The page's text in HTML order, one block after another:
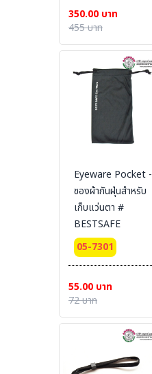
350.00 บาท
455 บาท
Eyeware Pocket -
ซองผ้ากันฝุ่นสำหรับ
เก็บแว่นตา #
BESTSAFE
05-7301
55.00 บาท
72 บาท